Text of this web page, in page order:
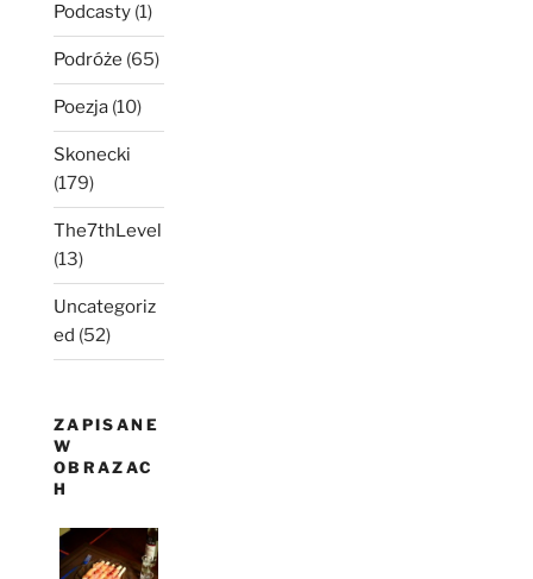
Podcasty (1)
Podróże (65)
Poezja (10)
Skonecki
(179)
The7thLevel
(13)
Uncategoriz
ed (52)
ZAPISANE
W
OBRAZAC
H